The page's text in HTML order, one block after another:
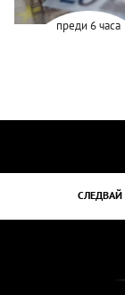
преди 6 часа
СЛЕДВАЙ